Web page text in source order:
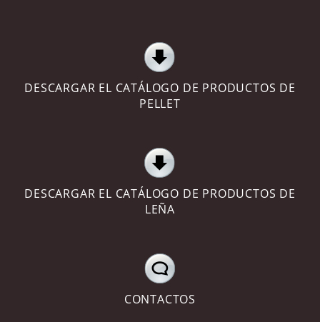
DESCARGAR EL CATÁLOGO DE PRODUCTOS DE
PELLET
DESCARGAR EL CATÁLOGO DE PRODUCTOS DE
LEÑA
CONTACTOS